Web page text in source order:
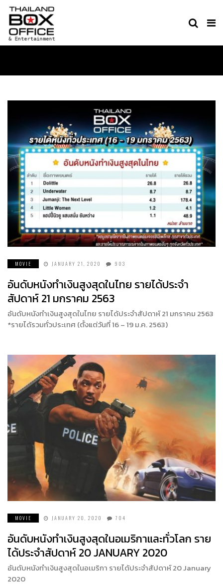
MOVIE JANUARY 21, 2020 903
อันดับหนังทำเงินสูงสุดในไทย รายได้ประจำ
สัปดาห์ 21 มกราคม 2563
อันดับหนังทำเงินสูงสุดในไทย รายได้ประจำสัปดาห์ 21 มกราคม 2563
*รายได้รวมทั่วประเทศ (ตั้งแต่วันที่ 16 – 19 ม.ค. 2563)
MOVIE JANUARY 20, 2020 704
อันดับหนังทำเงินสูงสุดในอเมริกาและทั่วโลก ราย
ได้ประจำสัปดาห์ 20 JANUARY 2020
อันดับหนังทำเงินสูงสุดในอเมริกา รายได้ประจำสัปดาห์ 20 January
2020